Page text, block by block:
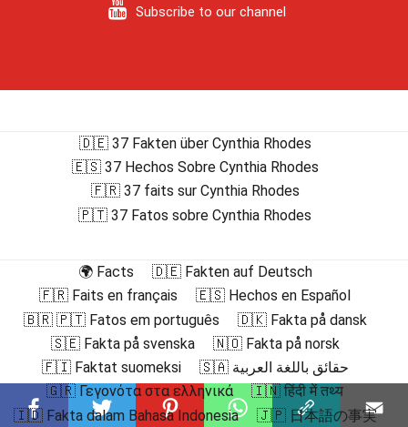
Subscribe to our channel
🇩🇪 37 Fakten über Cynthia Rhodes
🇪🇸 37 Hechos Sobre Cynthia Rhodes
🇫🇷 37 faits sur Cynthia Rhodes
🇵🇹 37 Fatos sobre Cynthia Rhodes
🌍 Facts
🇩🇪 Fakten auf Deutsch
🇫🇷 Faits en français
🇪🇸 Hechos en Español
🇧🇷 🇵🇹 Fatos em português
🇩🇰 Fakta på dansk
🇸🇪 Fakta på svenska
🇳🇴 Fakta på norsk
🇫🇮 Faktat suomeksi
🇸🇦 حقائق باللغة العربية
🇬🇷 Γεγονότα στα ελληνικά
🇮🇳 हिंदी में तथ्य
🇮🇩 Fakta dalam Bahasa Indonesia
🇯🇵 日本語の事実